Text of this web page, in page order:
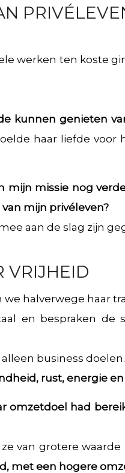
werken ten koste
kunnen genieten
haar liefde voor
mijn missie nog
mijn privéleven?
aan de slag zijn
VRIJHEID
we halverwege haar
en bespraken de
business doelen.
rust, energie en
omzetdoel had
van grotere waarde
met een hogere